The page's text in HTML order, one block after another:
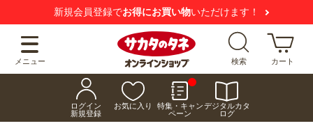
新規会員登録でお得にお買い物いただけます！
メニュー 検索 カート
ログイン
新規登録
お気に入り
特集・キャン
ペーン
デジタルカタ
ログ